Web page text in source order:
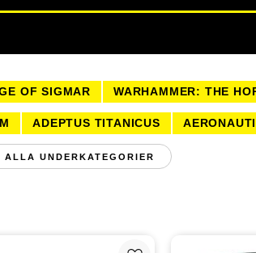
OF SIGMAR WARHAMMER: THE
ADEPTUS TITANICUS
PENSLAR TILL FIGURSPEL
ALLA UNDERKATEGORIER